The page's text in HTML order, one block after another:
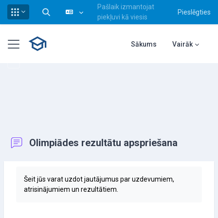
Pārslēgt meklēšanas ievadi
Pašlaik izmantojat
piekļuvi kā viesis
Pieslēgties
Sānu panelis Sākums Vairāk
Olimpiādes rezultātu apspriešana
Šeit jūs varat uzdot jautājumus par uzdevumiem,
atrisinājumiem un rezultātiem.